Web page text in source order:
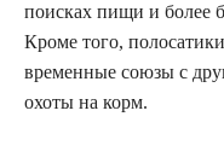
поисках пищи и более
Кроме того,
временные союзы с
охоты на корм.